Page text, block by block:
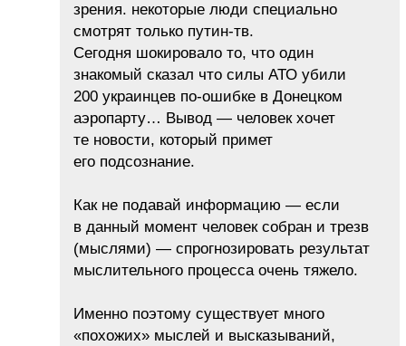
зрения. некоторые люди специально
смотрят только путин-тв.
Сегодня шокировало то, что один
знакомый сказал что силы АТО убили
200 украинцев по-ошибке в Донецком
аэропарту… Вывод — человек хочет
те новости, который примет
его подсознание.
Как не подавай информацию — если
в данный момент человек собран и трезв
(мыслями) — спрогнозировать результат
мыслительного процесса очень тяжело.
Именно поэтому существует много
«похожих» мыслей и высказываний,